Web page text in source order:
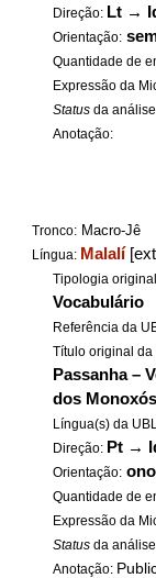
Direção: Lt →
Orientação:
Quantidade de
Expressão da
Status da
Anotação:
Tronco: Macro-Jê
Língua: Malalí
Tipologia
Vocabulário
Referência da
Título original
Passanha –
dos Monoxós
Língua(s) da
Direção: Pt →
Orientação:
Quantidade de
Expressão da
Status da
Anotação: